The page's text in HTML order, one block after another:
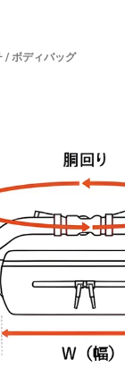
/ ボディバッグ